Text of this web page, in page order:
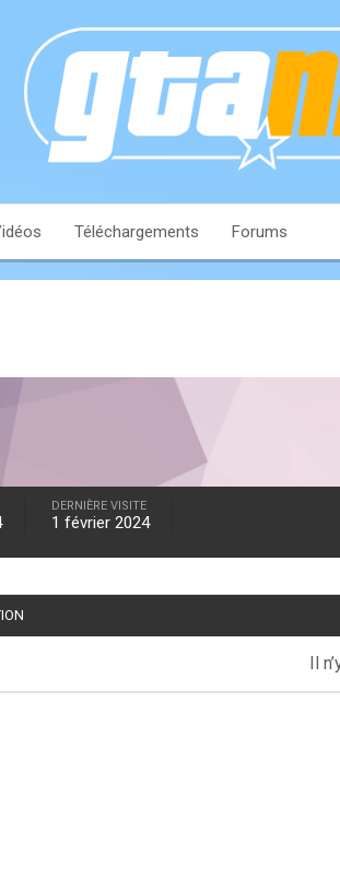
Téléchargements Forums
DERNIÈRE VISITE
1 février 2024
Il